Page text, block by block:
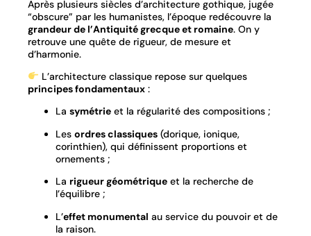
Après plusieurs siècles d’architecture gothique, jugée
“obscure” par les humanistes, l’époque redécouvre la
grandeur de l’Antiquité grecque et romaine. On y
retrouve une quête de rigueur, de mesure et
d’harmonie.
L’architecture classique repose sur quelques
principes fondamentaux :
La symétrie et la régularité des compositions ;
Les ordres classiques (dorique, ionique,
corinthien), qui définissent proportions et
ornements ;
La rigueur géométrique et la recherche de
l’équilibre ;
L’effet monumental au service du pouvoir et de
la raison.